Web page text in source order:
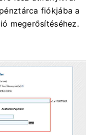
fiókjába a
megerősítéséhez.